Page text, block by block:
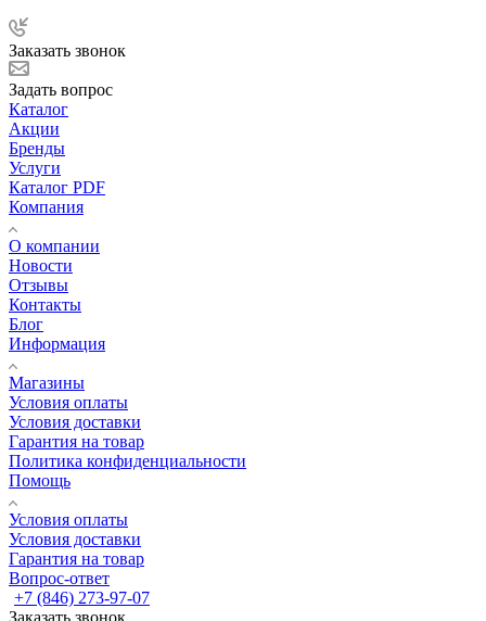
Заказать звонок
Задать вопрос
Каталог
Акции
Бренды
Услуги
Каталог PDF
Компания
О компании
Новости
Отзывы
Контакты
Блог
Информация
Магазины
Условия оплаты
Условия доставки
Гарантия на товар
Политика конфиденциальности
Помощь
Условия оплаты
Условия доставки
Гарантия на товар
Вопрос-ответ
+7 (846) 273-97-07
Заказать звонок